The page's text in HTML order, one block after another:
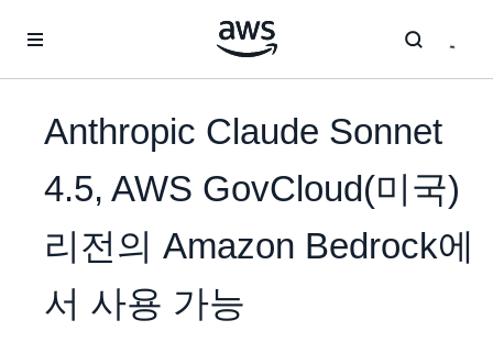
Anthropic Claude Sonnet
4.5, AWS GovCloud(미국)
리전의 Amazon Bedrock에
서 사용 가능